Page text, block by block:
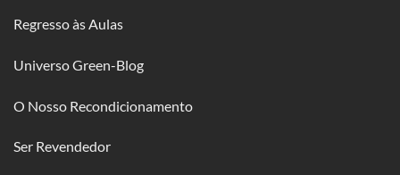
Regresso às Aulas
Universo Green-Blog
O Nosso Recondicionamento
Ser Revendedor